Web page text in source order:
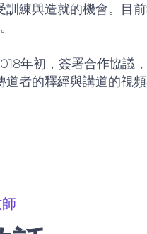
練與造就的機會。目
年初，簽署合作協議
者的釋經與講道的視